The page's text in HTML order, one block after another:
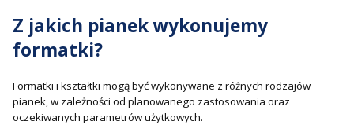
Z jakich pianek wykonujemy
formatki?
Formatki i kształtki mogą być wykonywane z różnych rodzajów
pianek, w zależności od planowanego zastosowania oraz
oczekiwanych parametrów użytkowych.